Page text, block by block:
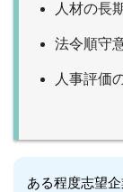
人材の長
法令順守
人事評価
ある程度志望